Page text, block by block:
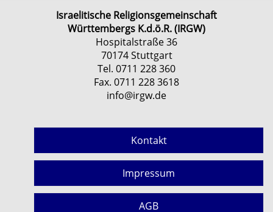
Israelitische Religionsgemeinschaft
Württembergs K.d.ö.R. (IRGW)
Hospitalstraße 36
70174 Stuttgart
Tel. 0711 228 360
Fax. 0711 228 3618
info@irgw.de
Kontakt
Impressum
AGB